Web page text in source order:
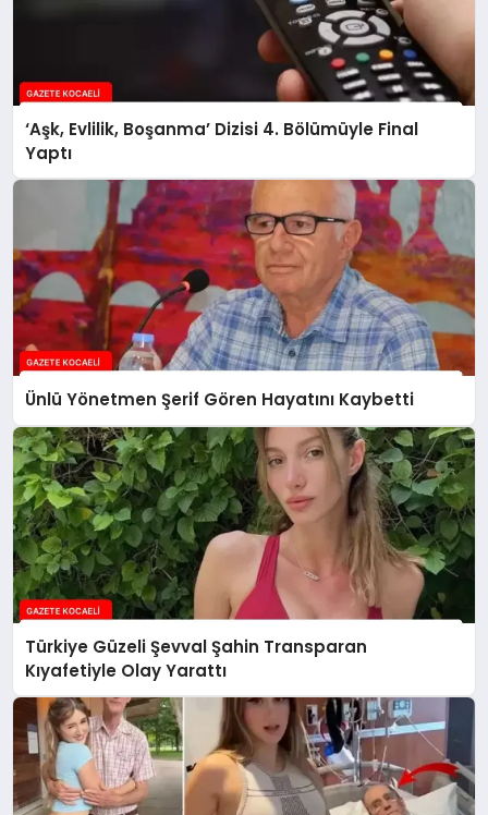
‘Aşk, Evlilik, Boşanma’ Dizisi 4. Bölümüyle Final
Yaptı
Ünlü Yönetmen Şerif Gören Hayatını Kaybetti
Türkiye Güzeli Şevval Şahin Transparan
Kıyafetiyle Olay Yarattı